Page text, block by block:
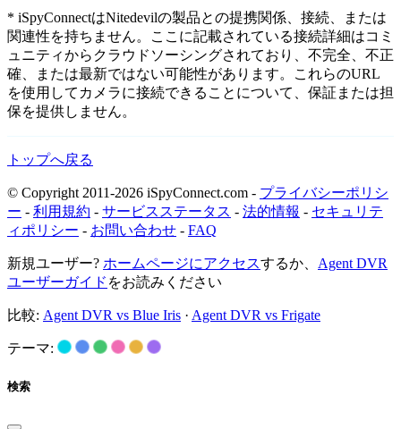
* iSpyConnectはNitedevilの製品との提携関係、接続、または
関連性を持ちません。ここに記載されている接続詳細はコミ
ュニティからクラウドソーシングされており、不完全、不正
確、または最新ではない可能性があります。これらのURL
を使用してカメラに接続できることについて、保証または担
保を提供しません。
トップへ戻る
© Copyright 2011-2026 iSpyConnect.com - プライバシーポリシ
ー - 利用規約 - サービスステータス - 法的情報 - セキュリテ
ィポリシー - お問い合わせ - FAQ
新規ユーザー? ホームページにアクセスするか、 Agent DVR
ユーザーガイド をお読みください
比較: Agent DVR vs Blue Iris · Agent DVR vs Frigate
テーマ:
検索